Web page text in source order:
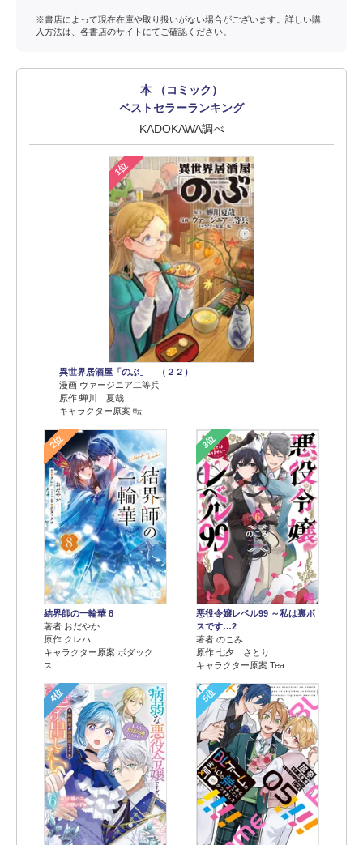
※書店によって現在在庫や取り扱いがない場合がございます。詳しい購
入方法は、各書店のサイトにてご確認ください。
本 （コミック）
ベストセラーランキング
KADOKAWA調べ
1位
異世界居酒屋「のぶ」 （２２）
漫画 ヴァージニア二等兵
原作 蝉川 夏哉
キャラクター原案 転
2位
結界師の一輪華 8
著者 おだやか
原作 クレハ
キャラクター原案 ボダック
ス
3位
悪役令嬢レベル99 ～私は裏ボ
スです…2
著者 のこみ
原作 七夕 さとり
キャラクター原案 Tea
4位 5位